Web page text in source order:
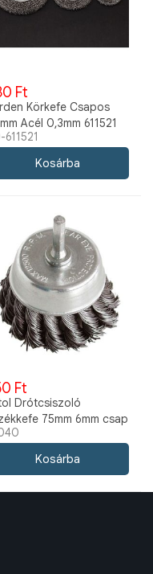
Ft
Körkefe Csapos
Acél 0,3mm 611521
611521
Ft
Drótcsiszoló
75mm 6mm csap